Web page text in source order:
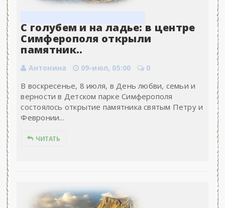
С голубем и на ладье: в центре
Симферополя открыли
памятник..
Антонина 09-июл, 05:00 0
В воскресенье, 8 июля, в День любви, семьи и
верности в Детском парке Симферополя
состоялось открытие памятника святым Петру и
Февронии...
ЧИТАТЬ